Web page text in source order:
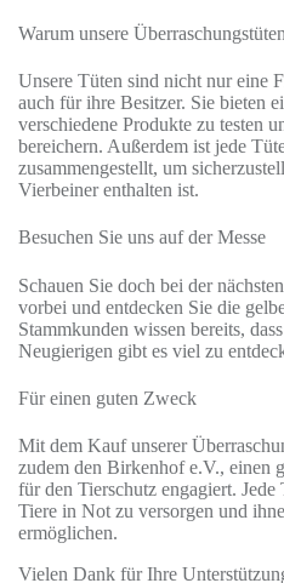
Warum unsere
Unsere Tüten sind nicht nur eine
auch für ihre Besitzer. Sie bieten
verschiedene Produkte zu testen
bereichern. Außerdem ist jede
zusammengestellt, um
Vierbeiner enthalten ist.
Besuchen Sie uns auf der Messe
Schauen Sie doch bei der
vorbei und entdecken Sie die
Stammkunden wissen bereits,
Neugierigen gibt es viel zu
Für einen guten Zweck
Mit dem Kauf unserer
zudem den Birkenhof e.V., einen
für den Tierschutz engagiert.
Tiere in Not zu versorgen und
ermöglichen.
Vielen Dank für Ihre